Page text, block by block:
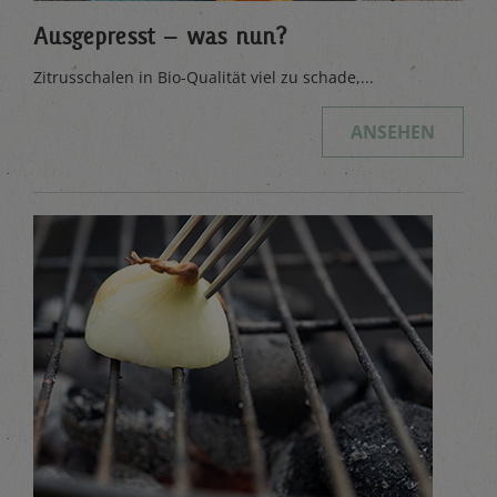
Ausgepresst – was nun?
Zitrusschalen in Bio-Qualität viel zu schade,...
ANSEHEN